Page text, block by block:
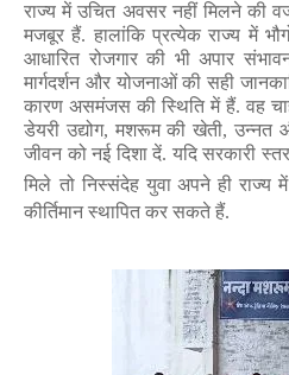
राज्य में उचित अवसर नहीं मिलने की
मजबूर हैं. हालांकि प्रत्येक राज्य में
आधारित रोजगार की भी अपार
मार्गदर्शन और योजनाओं की सही
कारण असमंजस की स्थिति में हैं. वह
डेयरी उद्योग, मशरूम की खेती,उन्नत
जीवन को नई दिशा दें. यदि सरकारी
मिले तो निस्संदेह युवा अपने ही
कीर्तिमान स्थापित कर सकते हैं.